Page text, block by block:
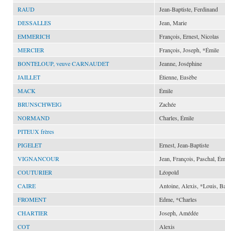
RAUD
Jean-Baptiste, Ferdinand
DESSALLES
Jean, Marie
EMMERICH
François, Ernest, Nicolas
MERCIER
François, Joseph, *Émile
BONTELOUP, veuve CARNAUDET
Jeanne, Joséphine
JAILLET
Étienne, Eusèbe
MACK
Émile
BRUNSCHWEIG
Zachée
NORMAND
Charles, Émile
PITEUX frères
PIGELET
Ernest, Jean-Baptiste
VIGNANCOUR
Jean, François, Paschal,
COUTURIER
Léopold
CAIRE
Antoine, Alexis, *Louis,
FROMENT
Edme, *Charles
CHARTIER
Joseph, Amédée
COT
Alexis